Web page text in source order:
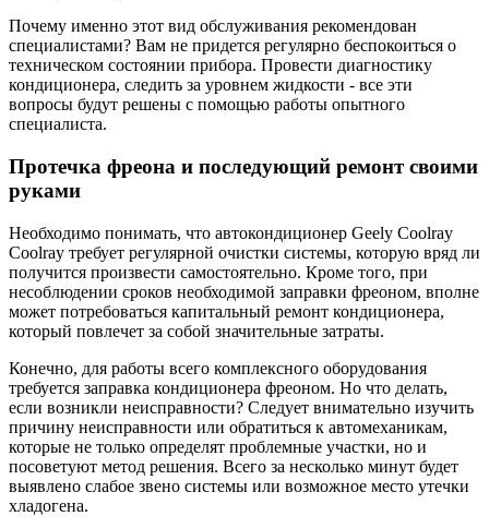
Почему именно этот вид обслуживания рекомендован
специалистами? Вам не придется регулярно беспокоиться о
техническом состоянии прибора. Провести диагностику
кондиционера, следить за уровнем жидкости - все эти
вопросы будут решены с помощью работы опытного
специалиста.
Протечка фреона и последующий ремонт своими
руками
Необходимо понимать, что автокондиционер Geely Coolray
Coolray требует регулярной очистки системы, которую вряд ли
получится произвести самостоятельно. Кроме того, при
несоблюдении сроков необходимой заправки фреоном, вполне
может потребоваться капитальный ремонт кондиционера,
который повлечет за собой значительные затраты.
Конечно, для работы всего комплексного оборудования
требуется заправка кондиционера фреоном. Но что делать,
если возникли неисправности? Следует внимательно изучить
причину неисправности или обратиться к автомеханикам,
которые не только определят проблемные участки, но и
посоветуют метод решения. Всего за несколько минут будет
выявлено слабое звено системы или возможное место утечки
хладогена.